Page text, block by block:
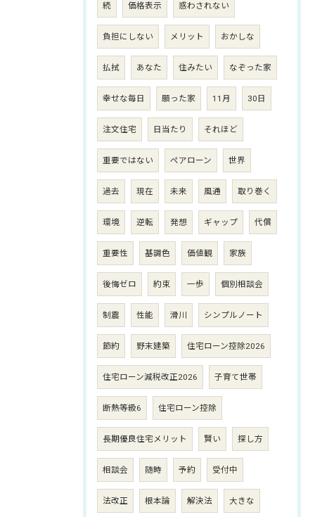
続 価格表示 惑わされない
負担にしない メリット おかしな
払拭 あなた 住みたい なぞった家
幸せな毎日 願った家 11月 30日
注文住宅 日当たり それほど
重要ではない ペアローン 世界
過去 現在 未来 風通 取り巻く
環境 逆転 発想 ギャップ 代償
重要性 基調色 価値観 家族
後悔ゼロ 約束 一歩 個別相談会
制震 性能 滑川 シンプルノート
節約 野末建築 住宅ローン控除2026
住宅ローン減税改正2026 子育て世帯
断熱等級6 住宅ローン控除
長期優良住宅メリット 賢い 探し方
相談会 随時 予約 受付中
法改正 根本論 解決法 大きな